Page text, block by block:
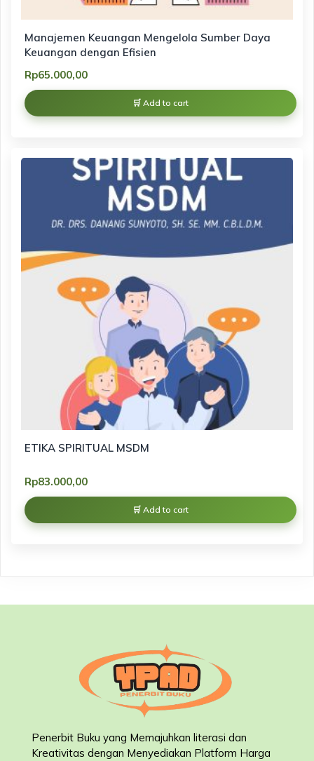
Manajemen Keuangan Mengelola Sumber Daya
Keuangan dengan Efisien
Rp65.000,00
Add to cart
ETIKA SPIRITUAL MSDM
Rp83.000,00
Add to cart
Penerbit Buku yang Memajuhkan literasi dan
Kreativitas dengan Menyediakan Platform Harga